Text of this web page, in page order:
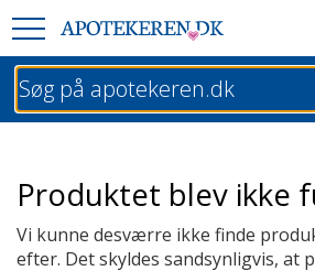
Produktet blev ikke
Vi kunne desværre ikke finde
efter. Det skyldes sandsynligvis, at